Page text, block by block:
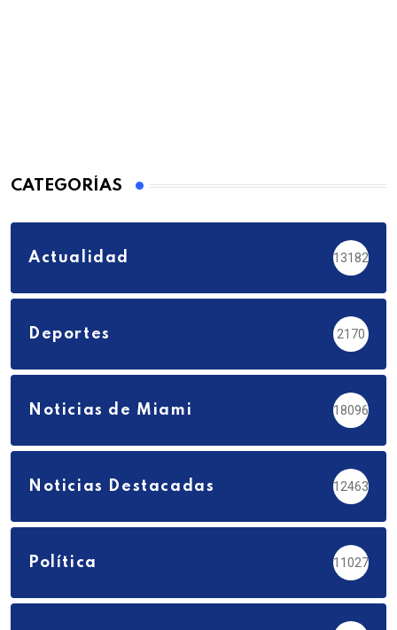
CATEGORÍAS
Actualidad 13182
Deportes 2170
Noticias de Miami 18096
Noticias Destacadas 12463
Política 11027